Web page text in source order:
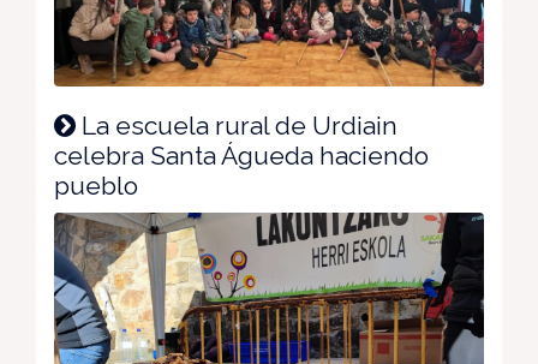
La escuela rural de Urdiain
celebra Santa Águeda haciendo
pueblo